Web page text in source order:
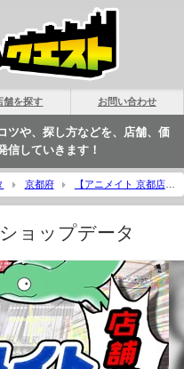
舗を探す お問い合わせ
ツや、探し方などを、店舗、価
信していきます！
京都府
【アニメイト 京都店】
ョップデータ